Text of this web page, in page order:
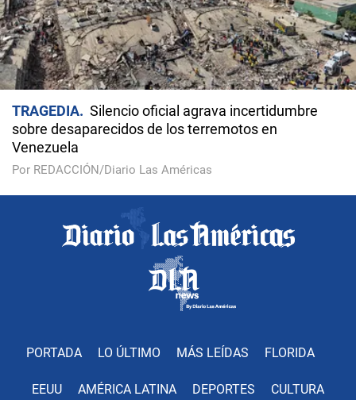
TRAGEDIA
Silencio oficial agrava incertidumbre
sobre desaparecidos de los terremotos en
Venezuela
Por REDACCIÓN/Diario Las Américas
PORTADA LO ÚLTIMO MÁS LEÍDAS FLORIDA
EEUU AMÉRICA LATINA DEPORTES CULTURA